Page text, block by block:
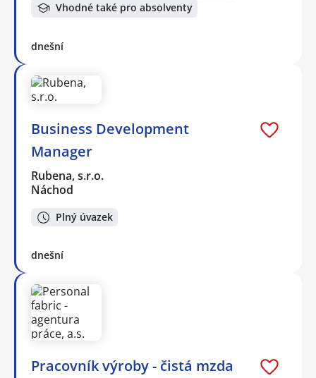
Vhodné také pro absolventy
dnešní
Business Development
Manager
Rubena, s.r.o.
Náchod
Plný úvazek
dnešní
Pracovník výroby - čistá mzda